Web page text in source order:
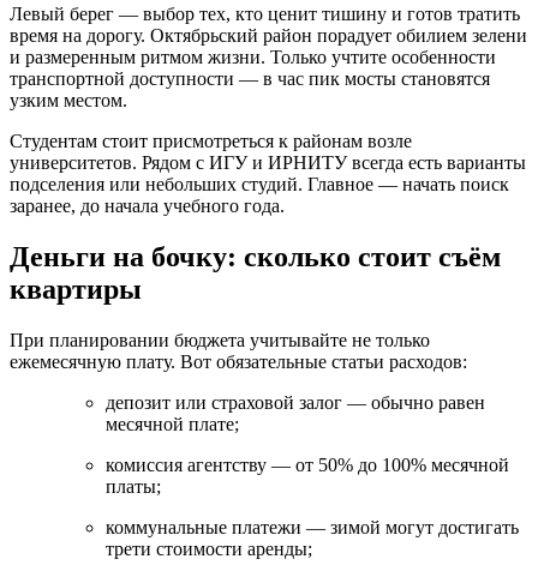
Левый берег — выбор тех, кто ценит тишину и готов тратить
время на дорогу. Октябрьский район порадует обилием зелени
и размеренным ритмом жизни. Только учтите особенности
транспортной доступности — в час пик мосты становятся
узким местом.
Студентам стоит присмотреться к районам возле
университетов. Рядом с ИГУ и ИРНИТУ всегда есть варианты
подселения или небольших студий. Главное — начать поиск
заранее, до начала учебного года.
Деньги на бочку: сколько стоит съём
квартиры
При планировании бюджета учитывайте не только
ежемесячную плату. Вот обязательные статьи расходов:
депозит или страховой залог — обычно равен
месячной плате;
комиссия агентству — от 50% до 100% месячной
платы;
коммунальные платежи — зимой могут достигать
трети стоимости аренды;